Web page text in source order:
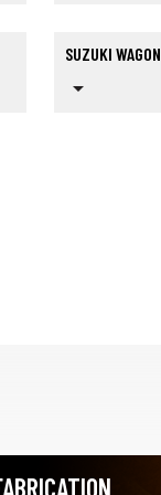
SUZUKI WAGON
arrow_drop_down